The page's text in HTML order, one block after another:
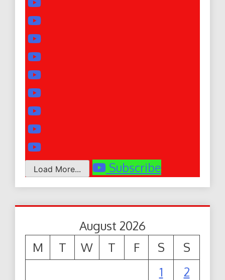
Load More... Subscribe
August 2026
M
T W T F S
S
1
2